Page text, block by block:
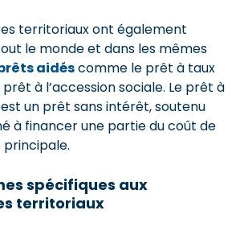
territoriaux ont également
le monde et dans les mêmes
aidéscomme le prêt à taux
à l’accession sociale. Le prêt à
un prêt sans intérêt, soutenu
à financer une partie du coût de
spécifiques aux
territoriaux